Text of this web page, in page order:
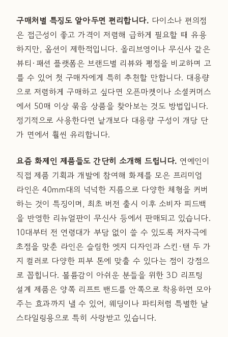
구매처별 특징도 알아두면 편리합니다. 다이소나 편의점
은 접근성이 좋고 가격이 저렴해 급하게 필요할 때 유용
하지만, 옵션이 제한적입니다. 올리브영이나 무신사 같은
뷰티·패션 플랫폼은 브랜드별 리뷰와 평점을 비교하며 고
를 수 있어 첫 구매자에게 특히 추천할 만합니다. 대용량
으로 저렴하게 구매하고 싶다면 오픈마켓이나 소셜커머스
에서 50매 이상 묶음 상품을 찾아보는 것도 방법입니다.
정기적으로 사용한다면 낱개보다 대용량 구성이 개당 단
가 면에서 훨씬 유리합니다.
요즘 화제인 제품들도 간단히 소개해 드립니다. 연예인이
직접 제품 기획과 개발에 참여해 화제를 모은 프리미엄
라인은 40mm대의 넉넉한 지름으로 다양한 체형을 커버
하는 것이 특징이며, 최초 버전 출시 이후 소비자 피드백
을 반영한 리뉴얼판이 무신사 등에서 판매되고 있습니다.
10대부터 전 연령대가 부담 없이 쓸 수 있도록 저자극에
초점을 맞춘 라인은 슬림한 엣지 디자인과 스킨·탠 두 가
지 컬러로 다양한 피부 톤에 맞출 수 있다는 점이 강점으
로 꼽힙니다. 볼륨감이 아쉬운 분들을 위한 3D 리프팅
설계 제품은 양쪽 리프트 밴드를 안쪽으로 착용하면 모아
주는 효과까지 낼 수 있어, 웨딩이나 파티처럼 특별한 날
스타일링용으로 특히 사랑받고 있습니다.